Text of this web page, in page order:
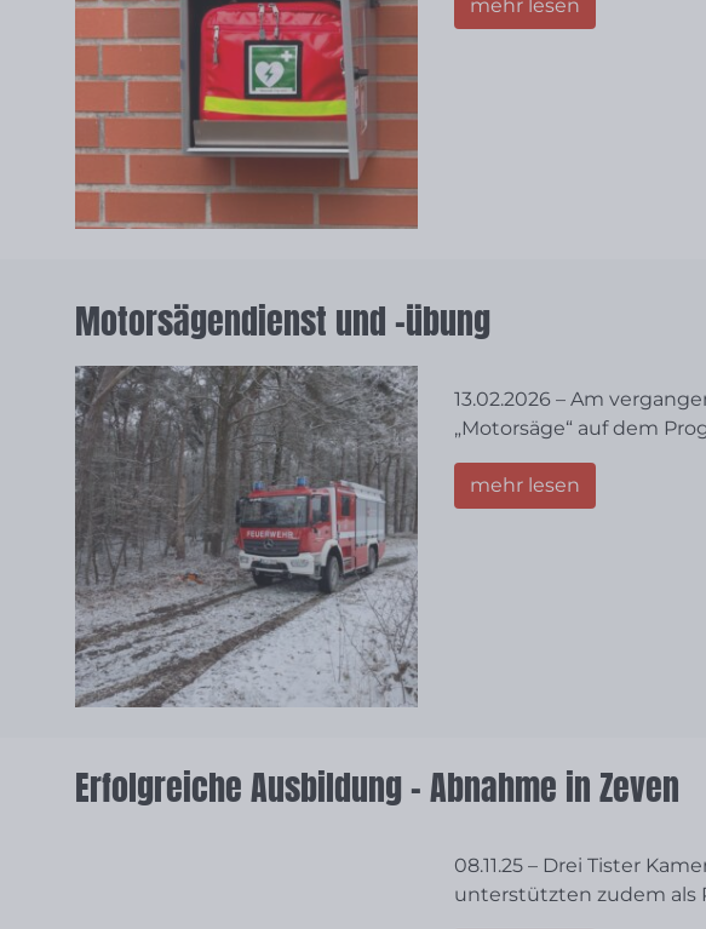
mehr lesen
Motorsägendienst und -übung
13.02.2026 – Am
„Motorsäge“ auf dem
mehr lesen
Erfolgreiche Ausbildung – Abnahme in Zeven
08.11.25 – Drei Tister
unterstützten zudem als